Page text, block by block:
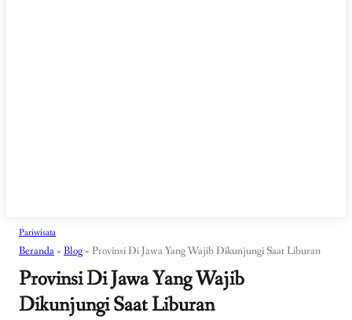
Pariwisata
Beranda » Blog » Provinsi Di Jawa Yang Wajib Dikunjungi Saat Liburan
Provinsi Di Jawa Yang Wajib
Dikunjungi Saat Liburan